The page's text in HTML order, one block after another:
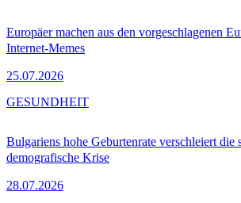
Europäer machen aus den vorgeschlagenen
Internet-Memes
25.07.2026
Bulgariens hohe Geburtenrate verschleiert die
demografische Krise
28.07.2026
GESUNDHEIT